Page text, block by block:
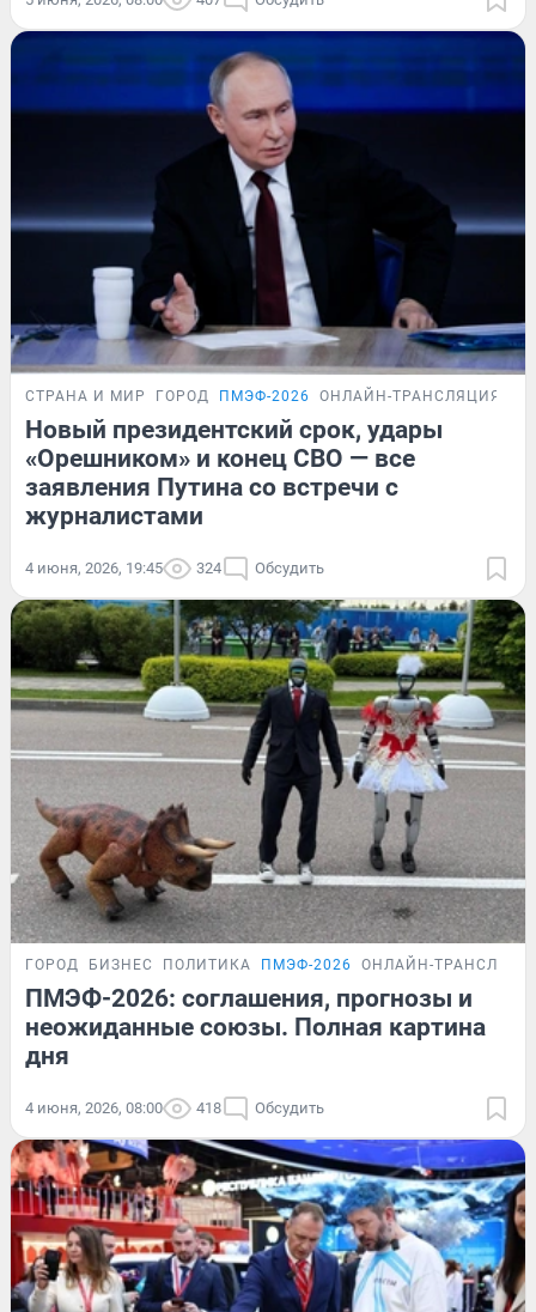
СТРАНА И МИР ГОРОД ПМЭФ-2026 ОНЛАЙН-ТРАНСЛЯЦИЯ
Новый президентский срок, удары
«Орешником» и конец СВО — все
заявления Путина со встречи с
журналистами
4 июня, 2026, 19:45 324 Обсудить
ГОРОД БИЗНЕС ПОЛИТИКА ПМЭФ-2026 ОНЛАЙН-
ПМЭФ-2026: соглашения, прогнозы и
неожиданные союзы. Полная картина
дня
4 июня, 2026, 08:00 418 Обсудить